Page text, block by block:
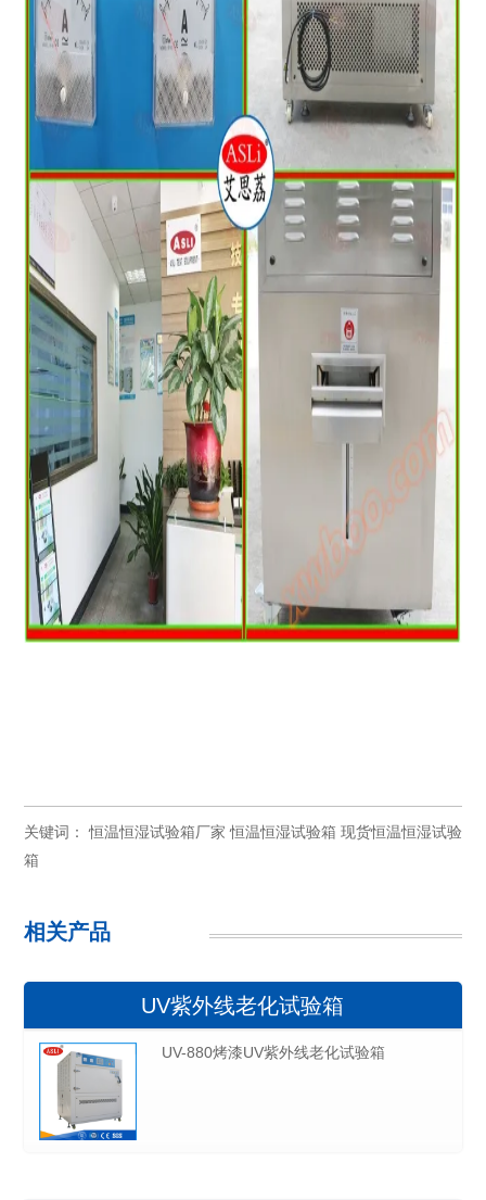
关键词：恒温恒湿试验箱厂家 恒温恒湿试验箱 现货恒温恒湿试验
箱
相关产品
UV紫外线老化试验箱
UV-880烤漆UV紫外线老化试验箱